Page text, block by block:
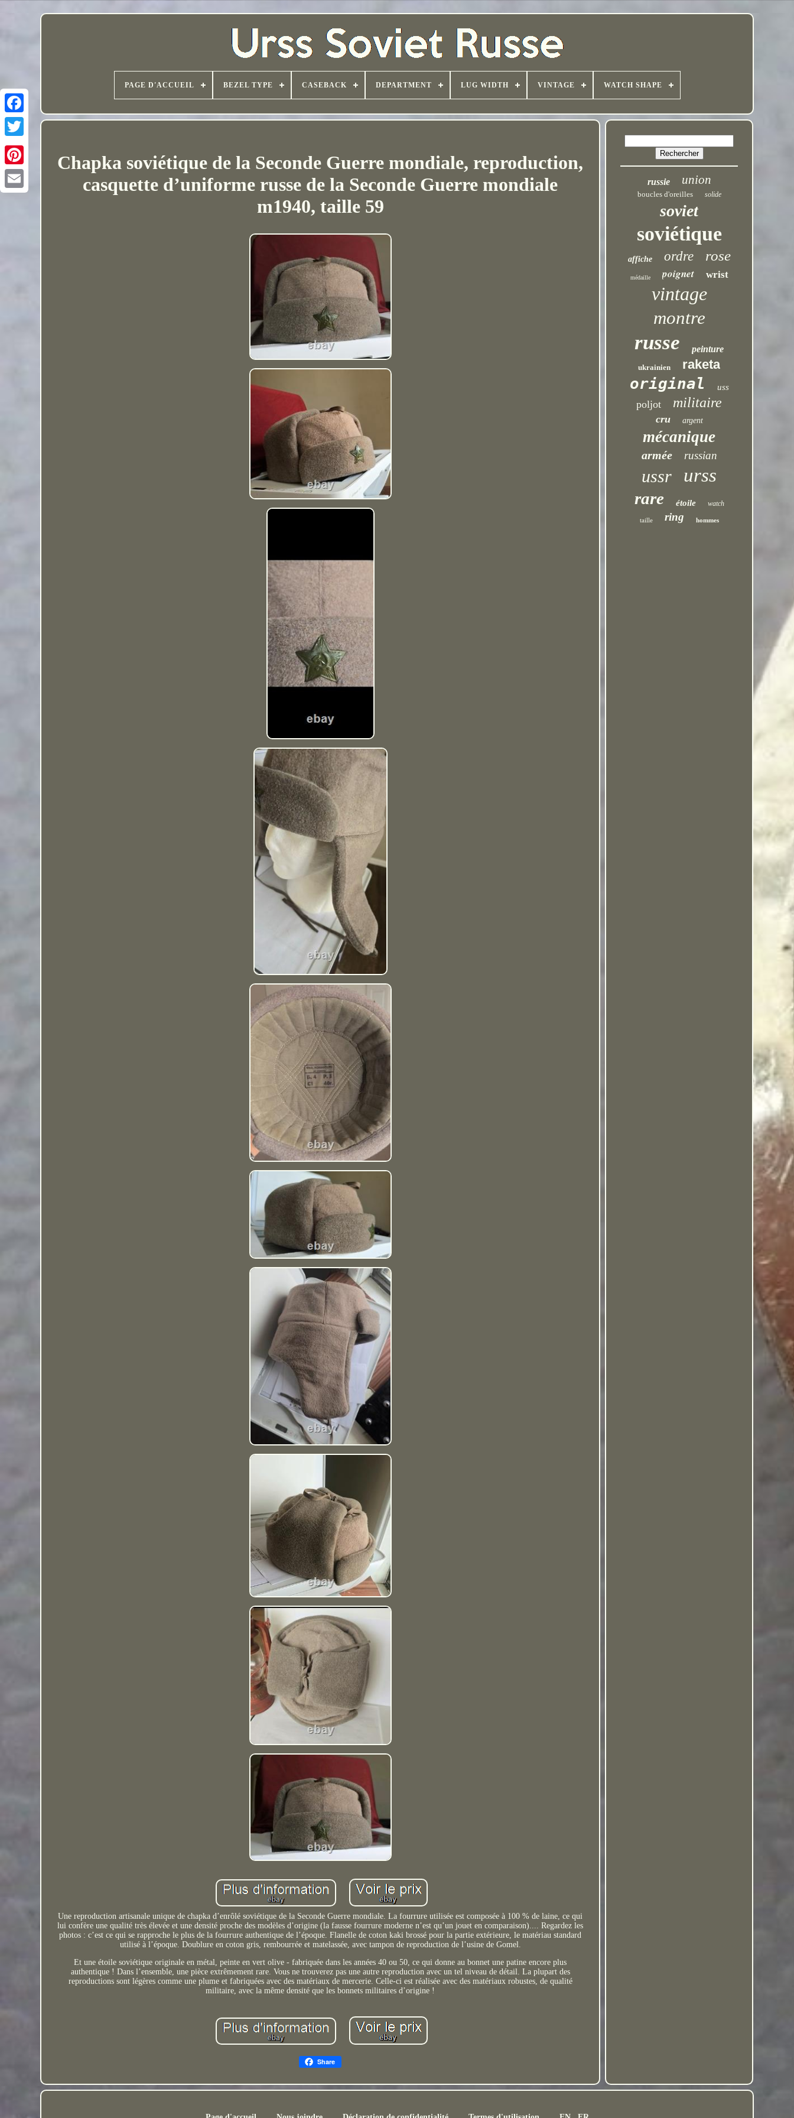
PAGE D'ACCUEIL BEZEL TYPE CASEBACK DEPARTMENT LUG WIDTH VINTAGE WATCH SHAPE
Chapka soviétique de la Seconde Guerre mondiale, reproduction,
casquette d’uniforme russe de la Seconde Guerre mondiale
m1940, taille 59
Une reproduction artisanale unique de chapka d’enrôlé soviétique de la Seconde Guerre mondiale. La fourrure utilisée est composée à 100 % de laine, ce qui
lui confère une qualité très élevée et une densité proche des modèles d’origine (la fausse fourrure moderne n’est qu’un jouet en comparaison).... Regardez les
photos : c’est ce qui se rapproche le plus de la fourrure authentique de l’époque. Flanelle de coton kaki brossé pour la partie extérieure, le matériau standard
utilisé à l’époque. Doublure en coton gris, rembourrée et matelassée, avec tampon de reproduction de l’usine de Gomel.
Et une étoile soviétique originale en métal, peinte en vert olive - fabriquée dans les années 40 ou 50, ce qui donne au bonnet une patine encore plus
authentique ! Dans l’ensemble, une pièce extrêmement rare. Vous ne trouverez pas une autre reproduction avec un tel niveau de détail. La plupart des
reproductions sont légères comme une plume et fabriquées avec des matériaux de mercerie. Celle-ci est réalisée avec des matériaux robustes, de qualité
militaire, avec la même densité que les bonnets militaires d’origine !
Share
russie union
boucles d'oreilles solide
soviet
soviétique
affiche ordre rose
médaille poignet wrist
vintage
montre
russe peinture
ukrainien raketa
original uss
poljot militaire
cru argent
mécanique
armée russian
ussr urss
rare étoile watch
taille ring hommes